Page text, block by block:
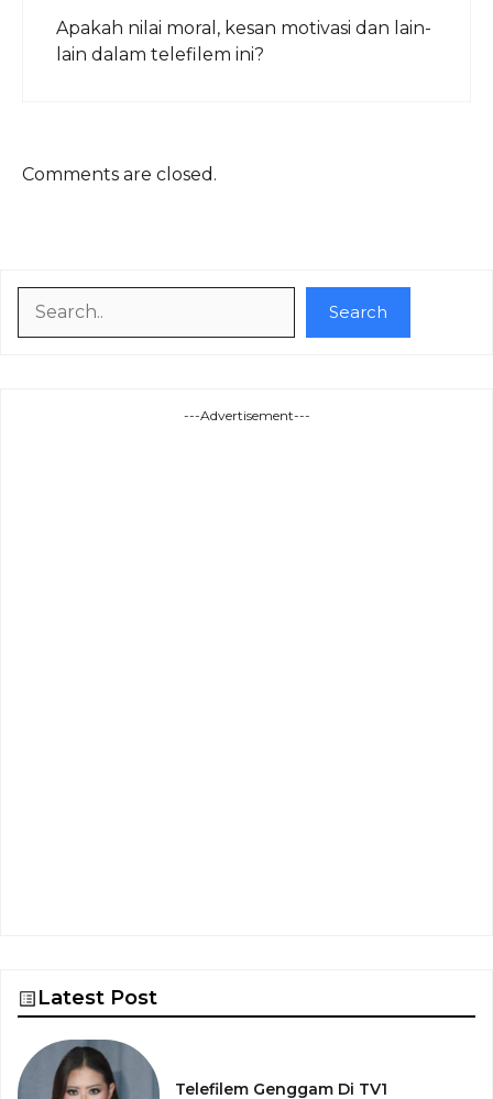
Apakah nilai moral, kesan motivasi dan lain-
lain dalam telefilem ini?
Comments are closed.
Search
---Advertisement---
Latest Post
Telefilem Genggam Di TV1